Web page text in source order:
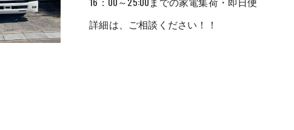
詳細は、ご相談ください！！